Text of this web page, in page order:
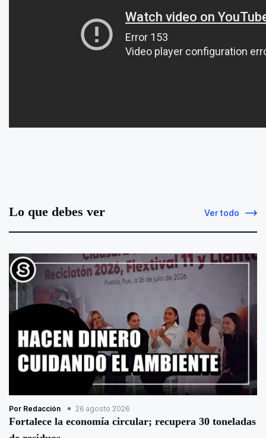
Lo que debes ver Ver todo
Por Redacción 26 agosto 2026
Fortalece la economía circular; recupera 30 toneladas